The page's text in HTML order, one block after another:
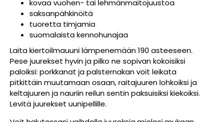
kovaa vuohen- tai lehmänmaitojuustoa
saksanpähkinöitä
tuoretta timjamia
suomalaista kennohunajaa
Laita kiertoilmauuni lämpenemään 190 asteeseen.
Pese juurekset hyvin ja pilko ne sopivan kokoisiksi
paloiksi: porkkanat ja palsternakan voit leikata
pitkittäin muutamaan osaan, raitajuuren lohkoiksi ja
keltajuuren ja nauriin reilun sentin paksuisiksi kiekoiksi.
Levitä juurekset uunipellille.